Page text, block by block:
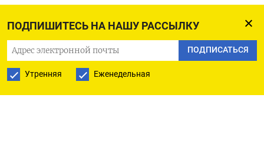
ПОДПИШИТЕСЬ НА НАШУ РАССЫЛКУ
ПОДПИСАТЬСЯ
Утренняя Еженедельная
AUD/NZD: 1,1000 (350 млн), 1,1050 (250 млн)
EUR/GBP: 0,8375 (225 млн), 0,8460 (378 млн)